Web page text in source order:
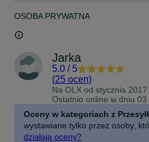
OSOBA PRYWATNA
Jarka
5.0 / 5
(25 ocen)
Na OLX od stycznia 2017
Ostatnio online w dniu
Oceny w kategoriach z
wystawiane tylko przez osoby,
działają oceny?